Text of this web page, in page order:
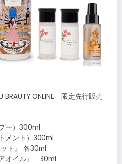
BRAUTY ONLINE 限定先行販売
ー）300ml
メント）300ml
ト』 各30ml
オイル』 30ml